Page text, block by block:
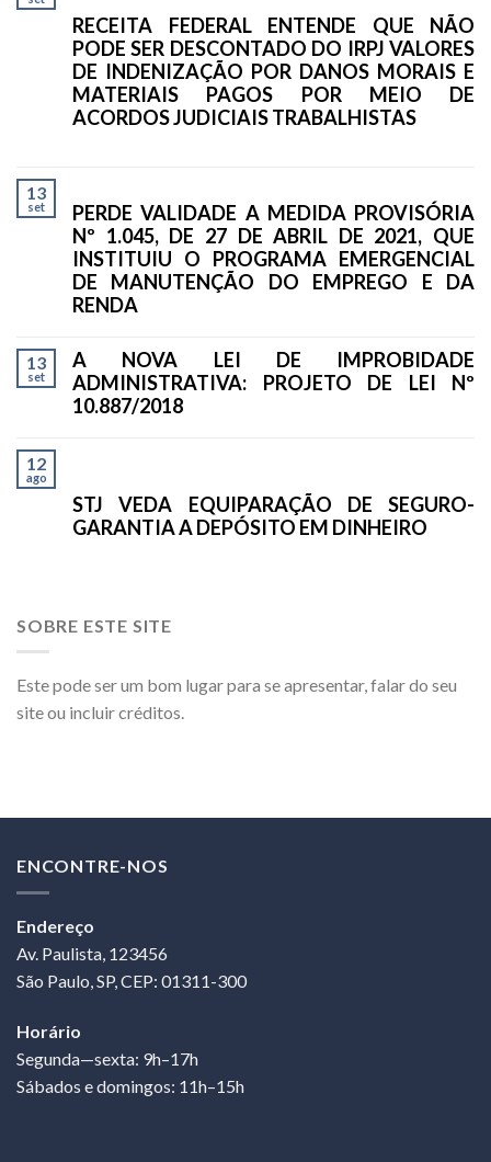
RECEITA FEDERAL ENTENDE QUE NÃO
PODE SER DESCONTADO DO IRPJ VALORES
DE INDENIZAÇÃO POR DANOS MORAIS E
MATERIAIS PAGOS POR MEIO DE
ACORDOS JUDICIAIS TRABALHISTAS
13
set
PERDE VALIDADE A MEDIDA PROVISÓRIA
Nº 1.045, DE 27 DE ABRIL DE 2021, QUE
INSTITUIU O PROGRAMA EMERGENCIAL
DE MANUTENÇÃO DO EMPREGO E DA
RENDA
13
set
A NOVA LEI DE IMPROBIDADE
ADMINISTRATIVA: PROJETO DE LEI Nº
10.887/2018
12
ago
STJ VEDA EQUIPARAÇÃO DE SEGURO-
GARANTIA A DEPÓSITO EM DINHEIRO
SOBRE ESTE SITE
Este pode ser um bom lugar para se apresentar, falar do seu
site ou incluir créditos.
ENCONTRE-NOS
Endereço
Av. Paulista, 123456
São Paulo, SP, CEP: 01311-300
Horário
Segunda—sexta: 9h–17h
Sábados e domingos: 11h–15h